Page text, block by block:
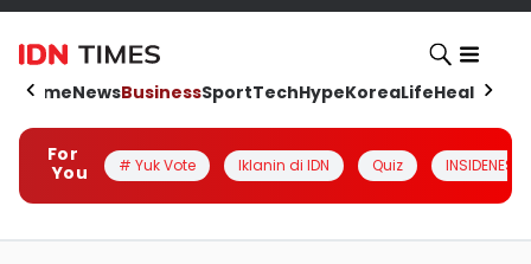
HomeNewsBusinessSportTechHypeKoreaLifeHealth
For
You
# Yuk Vote Iklanin di IDN Quiz INSIDENESIA